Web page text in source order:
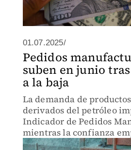
01.07.2025/
Pedidos
suben en junio
a la baja
La demanda de
derivados del petróleo
Indicador de Pedidos
mientras la confianza
general sigue a la baja.